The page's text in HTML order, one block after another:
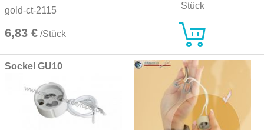
gold-ct-2115
6,83 € /Stück
Stück
Sockel GU10